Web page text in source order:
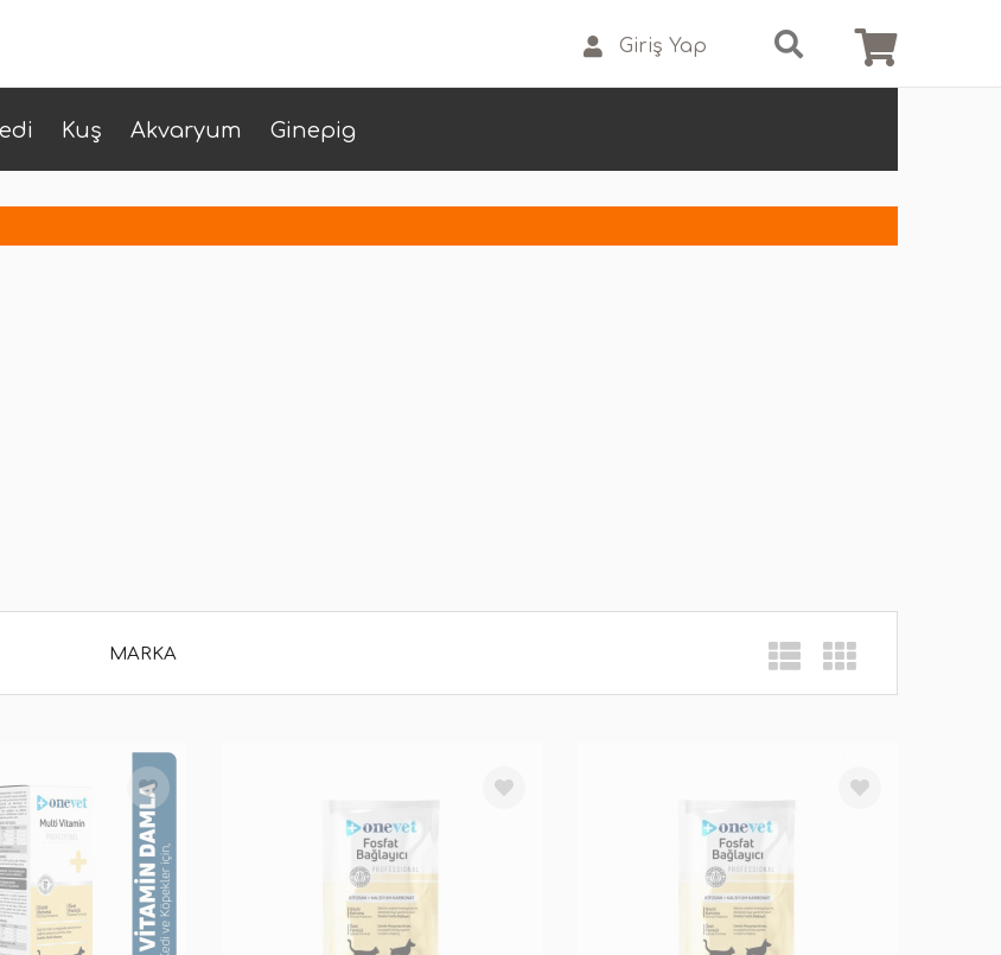
Giriş Yap
Kuş Akvaryum Ginepig
MARKA